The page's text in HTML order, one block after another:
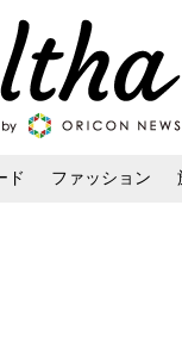
ド ファッション